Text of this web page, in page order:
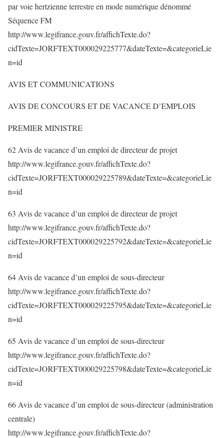
par voie hertzienne terrestre en mode numérique dénommé
Séquence FM
http://www.legifrance.gouv.fr/affichTexte.do?
cidTexte=JORFTEXT000029225777&dateTexte=&categorieLie
n=id
AVIS ET COMMUNICATIONS
AVIS DE CONCOURS ET DE VACANCE D’EMPLOIS
PREMIER MINISTRE
62 Avis de vacance d’un emploi de directeur de projet
http://www.legifrance.gouv.fr/affichTexte.do?
cidTexte=JORFTEXT000029225789&dateTexte=&categorieLie
n=id
63 Avis de vacance d’un emploi de directeur de projet
http://www.legifrance.gouv.fr/affichTexte.do?
cidTexte=JORFTEXT000029225792&dateTexte=&categorieLie
n=id
64 Avis de vacance d’un emploi de sous-directeur
http://www.legifrance.gouv.fr/affichTexte.do?
cidTexte=JORFTEXT000029225795&dateTexte=&categorieLie
n=id
65 Avis de vacance d’un emploi de sous-directeur
http://www.legifrance.gouv.fr/affichTexte.do?
cidTexte=JORFTEXT000029225798&dateTexte=&categorieLie
n=id
66 Avis de vacance d’un emploi de sous-directeur (administration
centrale)
http://www.legifrance.gouv.fr/affichTexte.do?